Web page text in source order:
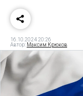
16.10.2024 20:26
Автор: Максим Крюков